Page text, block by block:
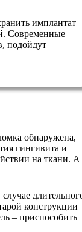
имплантат
Современные
подойдут
обнаружена,
гингивита и
на ткани. А
конструкции
– приспособить